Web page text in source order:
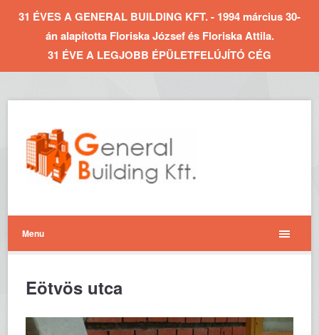
31 ÉVES A GENERAL BUILDING KFT. - 1994 március 30-
án alapította Floriska József és Floriska Attila.
31 ÉVE A LEGJOBB ÉPÜLETFELÚJÍTÓ CÉG
Menu
Eötvös utca